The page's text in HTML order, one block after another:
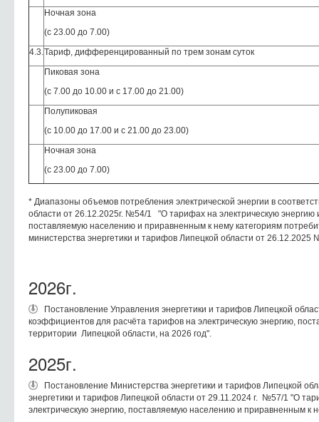
Ночная зона
(с 23.00 до 7.00)
4.3.Тариф, дифференцированный по трем зонам суток
Пиковая зона
(с 7.00 до 10.00 и с 17.00 до 21.00)
Полупиковая
(с 10.00 до 17.00 и с 21.00 до 23.00)
Ночная зона
(с 23.00 до 7.00)
* Диапазоны объемов потребления электрической энергии в
области от 26.12.2025г. №54/1 "О тарифах на электрическую
поставляемую населению и приравненным к нему категориям
министерства энергетики и тарифов Липецкой области от 26.12.2025
2026г.
Постановление Управления энергетики и тарифов Липецкой
коэффициентов для расчёта тарифов на электрическую энергию,
территории Липецкой области, на 2026 год".
2025г.
Постановление Министерства энергетики и тарифов Липецкой
энергетики и тарифов Липецкой области от 29.11.2024 г. №57/1 "О
электрическую энергию, поставляемую населению и приравненным к